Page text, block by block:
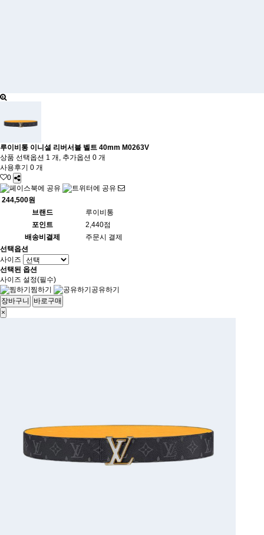
루이비통 이니셜 리버서블 벨트 40mm M0263V
상품 선택옵션 1 개, 추가옵션 0 개
사용후기 0 개
0
244,500원
브랜드
루이비통
포인트
2,440점
배송비결제
주문시 결제
선택옵션
사이즈
선택된 옵션
사이즈 설정(필수)
찜하기
공유하기
장바구니
바로구매
×